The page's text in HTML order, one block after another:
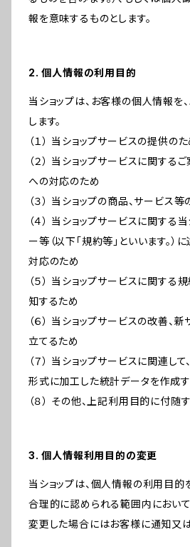
報を意味するものとします。
2. 個人情報の利用目的
当ショップは、お客様の個人情報を
します。
（１） 当ショップサービスの提供のた
（２） 当ショップサービスに関する
への対応のため
（３） 当ショップの商品、サービス
（４） 当ショップサービスに関する
ー等（以下「規約等」といいます。）
対応のため
（５） 当ショップサービスに関する
知するため
（６） 当ショップサービスの改善、
立てるため
（７） 当ショップサービスに関連し
形式に加工した統計データを作成
（８） その他、上記利用目的に付随
3. 個人情報利用目的の変更
当ショップは、個人情報の利用目的
合理的に認められる範囲内において
変更した場合にはお客様に通知又は